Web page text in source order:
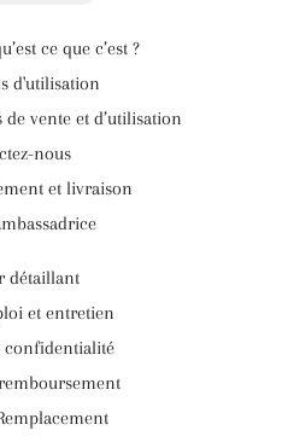
ce que c’est ?
d'utilisation
vente et d’utilisation
nous
et livraison
détaillant
et entretien
confidentialité